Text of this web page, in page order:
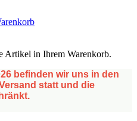
Artikel in Ihrem Warenkorb.
befinden wir uns in den
statt und die